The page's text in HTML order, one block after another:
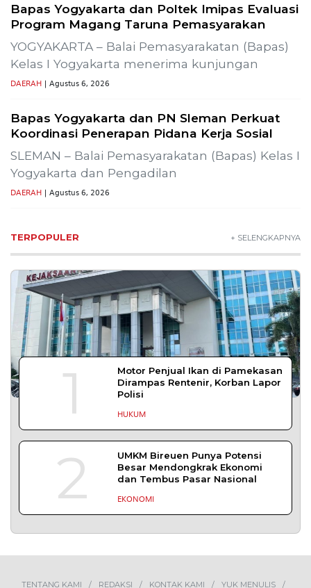
Bapas Yogyakarta dan Poltek Imipas Evaluasi
Program Magang Taruna Pemasyarakan
YOGYAKARTA – Balai Pemasyarakatan (Bapas)
Kelas I Yogyakarta menerima kunjungan
DAERAH | Agustus 6, 2026
Bapas Yogyakarta dan PN Sleman Perkuat
Koordinasi Penerapan Pidana Kerja Sosial
SLEMAN – Balai Pemasyarakatan (Bapas) Kelas I
Yogyakarta dan Pengadilan
DAERAH | Agustus 6, 2026
TERPOPULER + SELENGKAPNYA
1
Motor Penjual Ikan di Pamekasan
Dirampas Rentenir, Korban Lapor
Polisi
HUKUM
2
UMKM Bireuen Punya Potensi
Besar Mendongkrak Ekonomi
dan Tembus Pasar Nasional
EKONOMI
TENTANG KAMI REDAKSI KONTAK KAMI
YUK MENULIS